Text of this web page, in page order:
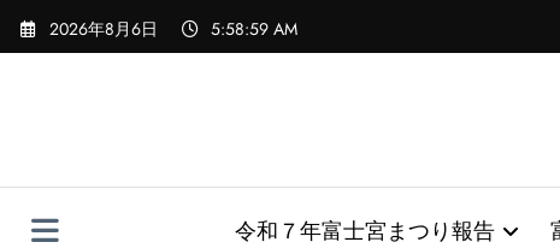
ス
2026年8月6日 5:59:00 AM
令和７年富士宮まつり報告